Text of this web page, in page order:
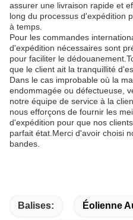
assurer une livraison rapide et
long du processus d'expédition
à temps.
Pour les commandes
d'expédition nécessaires sont
pour faciliter le
que le client ait la tranquillité
Dans le cas improbable où la
endommagée ou défectueuse,
notre équipe de service à la
nous efforçons de fournir les
d'expédition pour que nos
parfait état.Merci d'avoir choisi
bandes.
Balises: Éolienne